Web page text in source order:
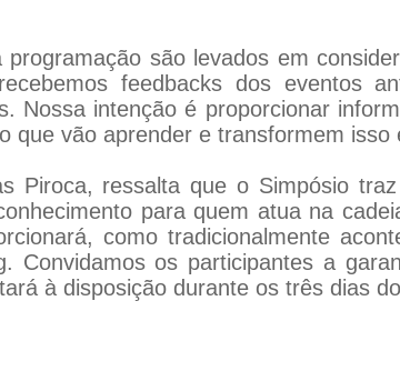
são levados em
feedbacks dos eventos
Nossa intenção é proporcionar
que vão aprender e transformem isso
Piroca, ressalta que o Simpósio
para quem atua na
como tradicionalmente
Convidamos os participantes a
à disposição durante os três dias